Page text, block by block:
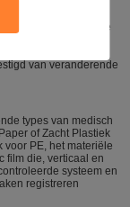
registreren de
van veranderende
types van medisch
of Zacht Plastiek
PE, het materiële
film die, verticaal en
systeem en
registreren